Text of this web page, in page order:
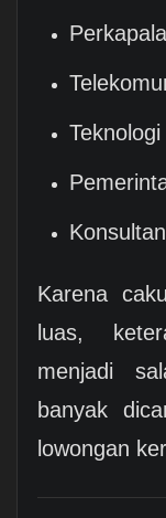
Karena
luas,
menjadi
banyak
lowongan